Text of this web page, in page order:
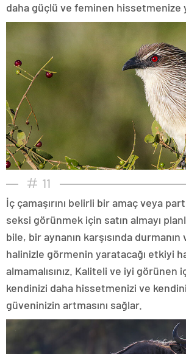
daha güçlü ve feminen hissetmenize
11
İç çamaşırını belirli bir amaç veya
seksi görünmek için satın almayı
bile, bir aynanın karşısında
halinizle görmenin yaratacağı etkiyi
almamalısınız. Kaliteli ve iyi görünen
kendinizi daha hissetmenizi ve
güveninizin artmasını sağlar.